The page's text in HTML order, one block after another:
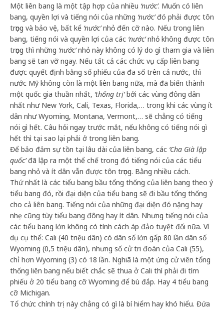
Một liên bang là một tập hợp của nhiều ‘nước’. Muốn có liên
bang, quyền lợi và tiếng nói của những ‘nước’đó phải được tôn
trọng và bảo vệ, bất kể ‘nước’nhỏ đến cỡ nào. Nếu trong liên
bang, tiếng nói và quyền lợi của các ‘nước’nhỏ không được tôn
trọng thì những ‘nước’nhỏ này không có lý do gì tham gia và liên
bang sẽ tan vỡ ngay. Nếu tất cả các chức vụ cấp liên bang
được quyết định bằng số phiếu của đa số trên cả nước, thì
nước Mỹ không còn là một liên bang nữa, mà đã biến thành
một quốc gia thuần nhất, ‘thống trị’bởi các vùng đông dân
nhất như New York, Cali, Texas, Florida,… trong khi các vùng ít
dân như Wyoming, Montana, Vermont,… sẽ chẳng có tiếng
nói gì hết. Câu hỏi ngay trước mắt, nếu không có tiếng nói gì
hết thì tại sao lại phải ở trong liên bang.
Để bảo đảm sự tồn tại lâu dài của liên bang, các ‘Cha Già lập
quốc’đã lập ra một thể chế trong đó tiếng nói của các tiểu
bang nhỏ và ít dân vẫn được tôn trọng. Bằng nhiều cách.
Thứ nhất là các tiểu bang bầu tổng thống của liên bang theo ý
tiểu bang đó, rồi đại diện của tiểu bang sẽ đi bầu tổng thống
cho cả liên bang. Tiếng nói của những đại diện đó nặng hay
nhẹ cũng tùy tiểu bang đông hay ít dân. Nhưng tiếng nói của
các tiểu bang lớn không có tính cách áp đảo tuyệt đối nữa. Ví
dụ cụ thể: Cali (40 triệu dân) có dân số lớn gấp 80 lần dân số
Wyoming (0,5 triệu dân), nhưng số cử tri đoàn của Cali (55),
chỉ hơn Wyoming (3) có 18 lần. Nghiã là một ứng cử viên tổng
thống liên bang nếu biết chắc sẽ thua ở Cali thì phải đi tìm
phiếu ở 20 tiểu bang cỡ Wyoming để bù đắp. Hay 4 tiểu bang
cỡ Michigan.
Tổ chức chính trị này chẳng có gì là bí hiểm hay khó hiểu. Đứa